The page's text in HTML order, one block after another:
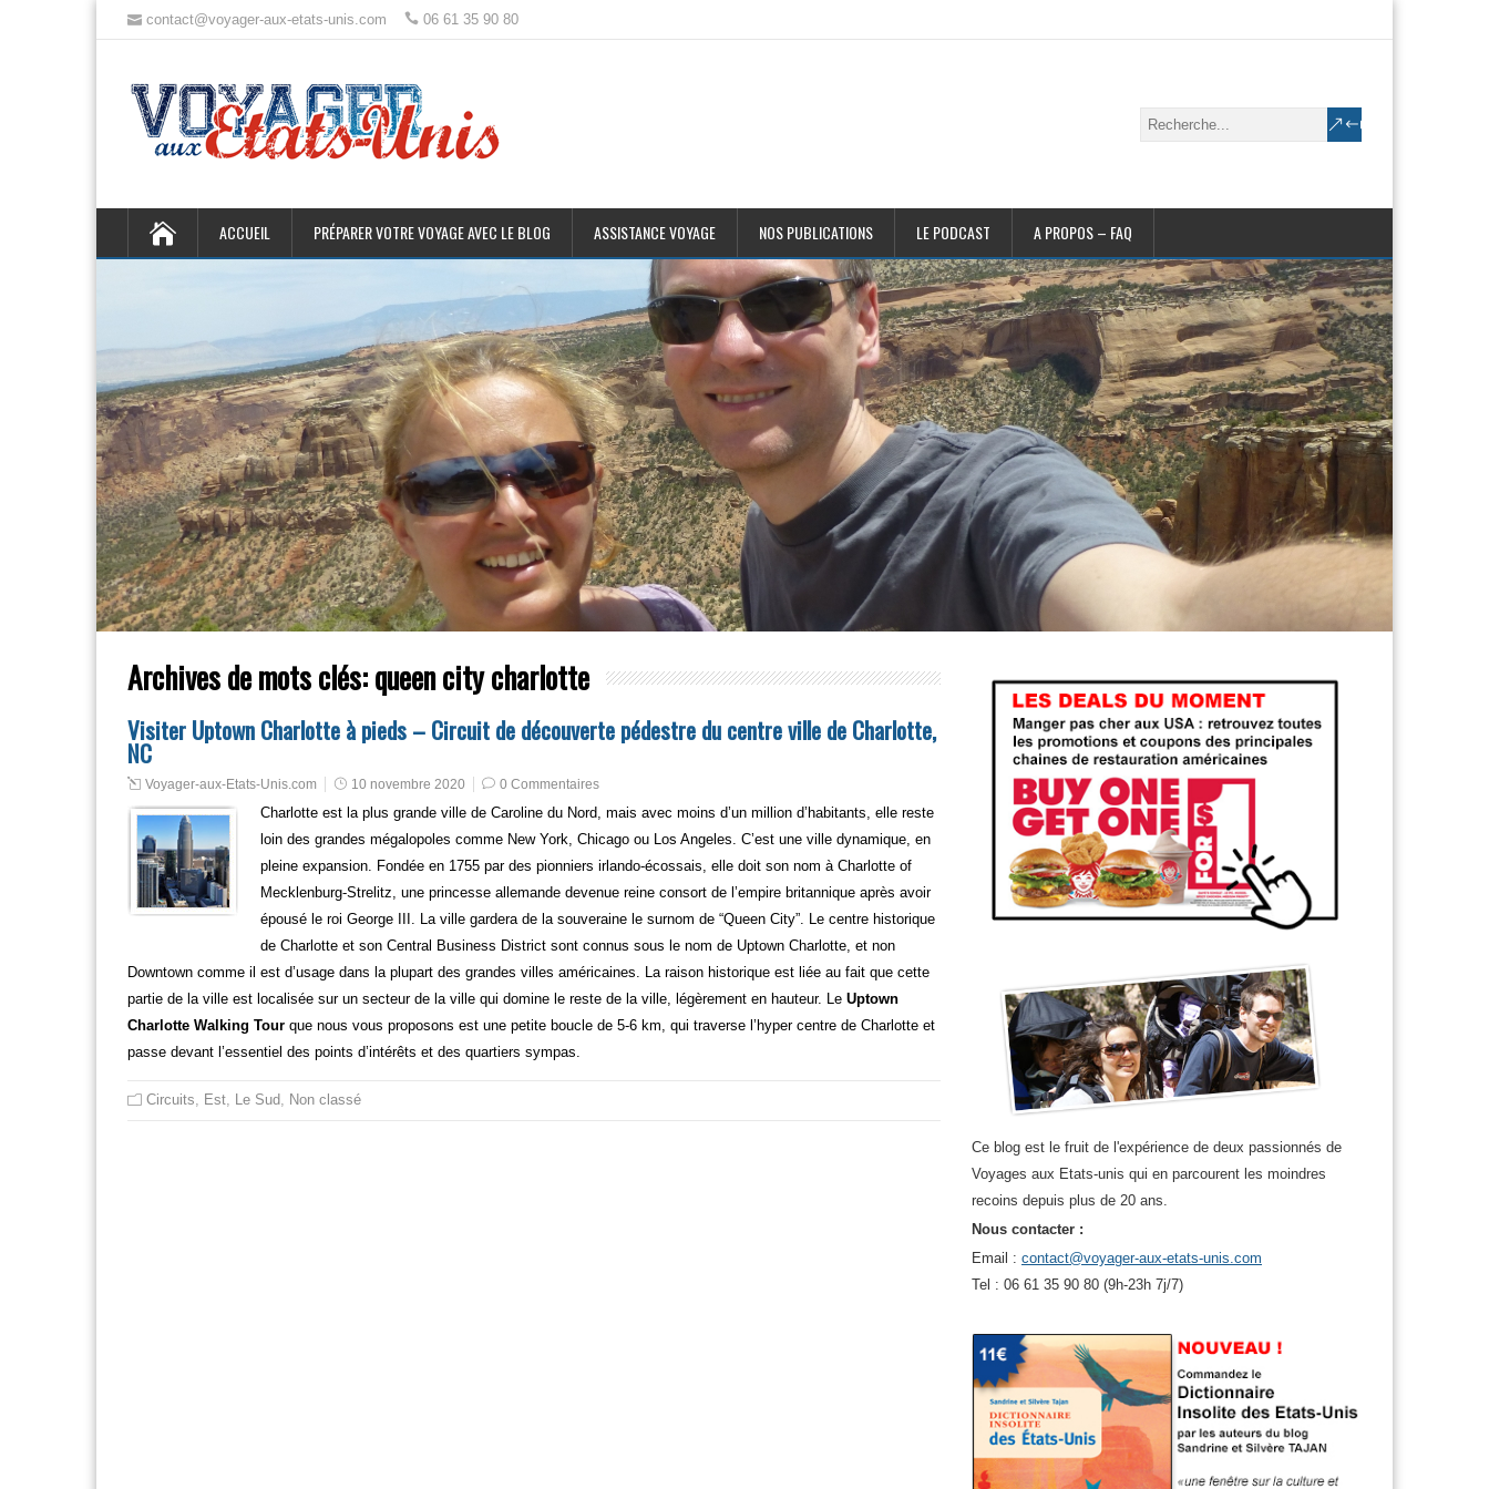
contact@voyager-aux-etats-unis.com 06 61 35 90 80
ACCUEIL PRÉPARER VOTRE VOYAGE AVEC LE BLOG ASSISTANCE VOYAGE NOS PUBLICATIONS LE PODCAST A PROPOS – FAQ
Archives de mots clés:queen city charlotte
Visiter Uptown Charlotte à pieds – Circuit de découverte pédestre du centre ville de Charlotte,
NC
Voyager-aux-Etats-Unis.com 10 novembre 2020 0 Commentaires
Charlotte est la plus grande ville de Caroline du Nord, mais avec moins d’un million d’habitants, elle reste
loin des grandes mégalopoles comme New York, Chicago ou Los Angeles. C’est une ville dynamique, en
pleine expansion. Fondée en 1755 par des pionniers irlando-écossais, elle doit son nom à Charlotte of
Mecklenburg-Strelitz, une princesse allemande devenue reine consort de l’empire britannique après avoir
épousé le roi George III. La ville gardera de la souveraine le surnom de “Queen City”. Le centre historique
de Charlotte et son Central Business District sont connus sous le nom de Uptown Charlotte, et non
Downtown comme il est d’usage dans la plupart des grandes villes américaines. La raison historique est liée au fait que cette
partie de la ville est localisée sur un secteur de la ville qui domine le reste de la ville, légèrement en hauteur. Le Uptown
Charlotte Walking Tour que nous vous proposons est une petite boucle de 5-6 km, qui traverse l’hyper centre de Charlotte et
passe devant l’essentiel des points d’intérêts et des quartiers sympas.
Circuits, Est, Le Sud, Non classé
Ce blog est le fruit de l'expérience de deux passionnés de
Voyages aux Etats-unis qui en parcourent les moindres
recoins depuis plus de 20 ans.
Nous contacter :
Email : contact@voyager-aux-etats-unis.com
Tel : 06 61 35 90 80 (9h-23h 7j/7)